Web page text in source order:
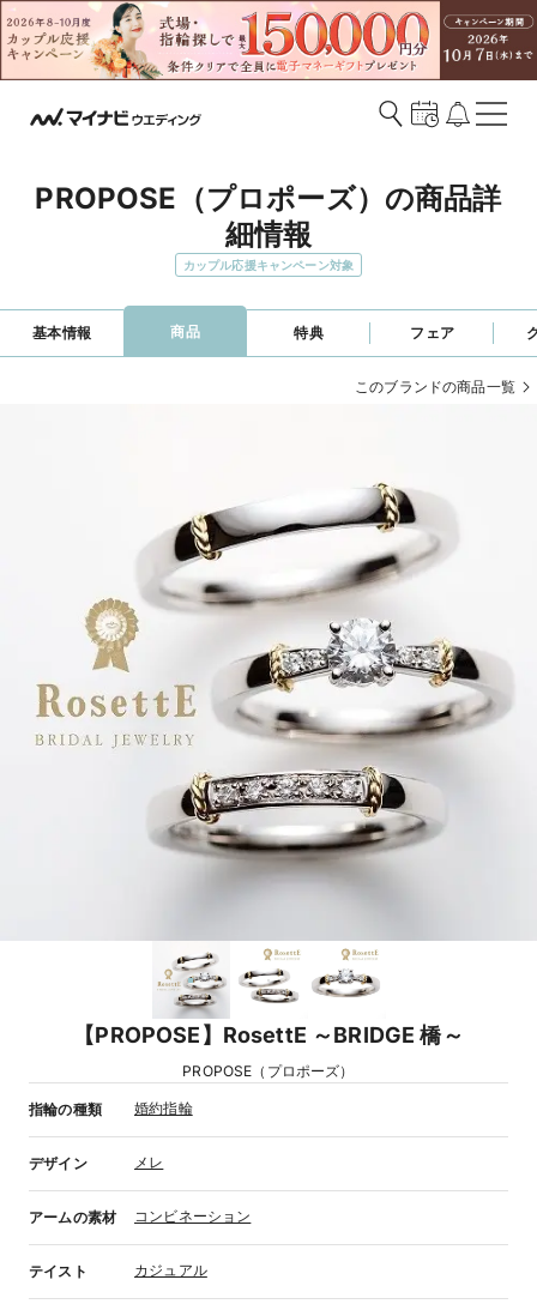
PROPOSE（プロポーズ）の商品詳
細情報
カップル応援キャンペーン対象
基本情報 商品 特典 フェア
このブランドの商品一覧
【PROPOSE】RosettE ～BRIDGE 橋～
PROPOSE（プロポーズ）
指輪の種類 婚約指輪
デザイン メレ
アームの素材 コンビネーション
テイスト カジュアル